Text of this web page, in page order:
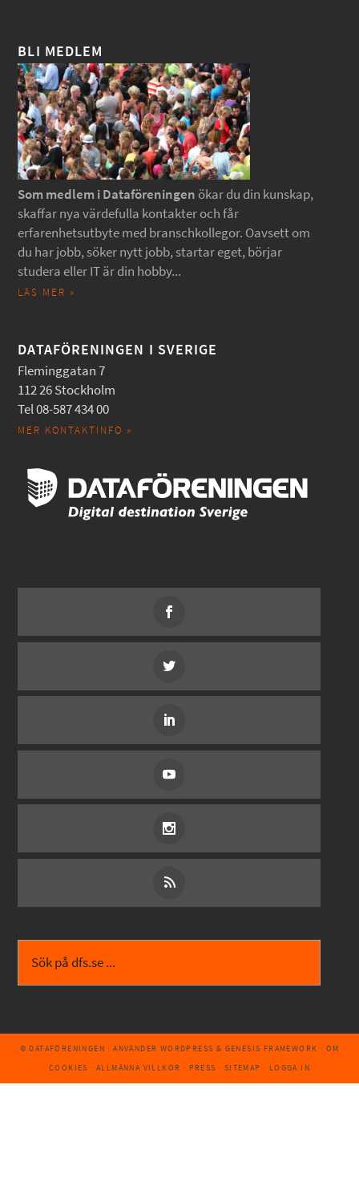
BLI MEDLEM
Som medlem i Dataföreningen ökar du din kunskap,
skaffar nya värdefulla kontakter och får
erfarenhetsutbyte med branschkollegor. Oavsett om
du har jobb, söker nytt jobb, startar eget, börjar
studera eller IT är din hobby...
LÄS MER »
DATAFÖRENINGEN I SVERIGE
Fleminggatan 7
112 26 Stockholm
Tel 08-587 434 00
MER KONTAKTINFO »
© DATAFÖRENINGEN · ANVÄNDER WORDPRESS & GENESIS FRAMEWORK · OM
COOKIES · ALLMÄNNA VILLKOR · PRESS · SITEMAP · LOGGA IN